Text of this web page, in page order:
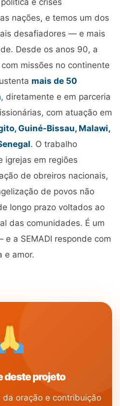
e crises
nações, e temos um dos
desafiadores — e mais
Desde os anos 90, a
missões no continente
mais de 50
, diretamente e em parceria
com atuação em
Guiné-Bissau, Malawi,
. O trabalho
igrejas em regiões
de obreiros nacionais,
de povos não
longo prazo voltados ao
das comunidades. É um
a SEMADI responde com
e amor.
deste projeto
da oração e contribuição